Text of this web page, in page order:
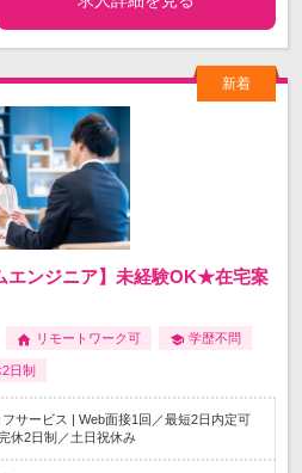
エンジニア】未経験OK★在宅案
リモートワーク可 学歴不問
日制
サービス | Web面接1回／最短2日内定可
休2日制／土日祝休み